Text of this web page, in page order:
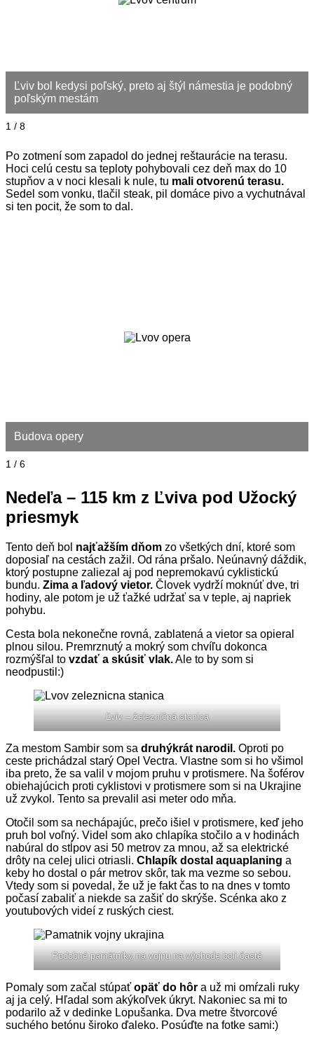
Ľviv bol kedysi poľský, preto aj štýl námestia je podobný
poľským mestám
1 / 8
Po zotmení som zapadol do jednej reštaurácie na terasu.
Hoci celú cestu sa teploty pohybovali cez deň max do 10
stupňov a v noci klesali k nule, tu mali otvorenú terasu.
Sedel som vonku, tlačil steak, pil domáce pivo a vychutnával
si ten pocit, že som to dal.
Budova opery
1 / 6
Nedeľa – 115 km z Ľviva pod Užocký
priesmyk
Tento deň bol najťažším dňom zo všetkých dní, ktoré som
doposiaľ na cestách zažil. Od rána pršalo. Neúnavný dáždik,
ktorý postupne zaliezal aj pod nepremokavú cyklistickú
bundu. Zima a ľadový vietor. Človek vydrží moknúť dve, tri
hodiny, ale potom je už ťažké udržať sa v teple, aj napriek
pohybu.
Cesta bola nekonečne rovná, zablatená a vietor sa opieral
plnou silou. Premrznutý a mokrý som chvíľu dokonca
rozmýšľal to vzdať a skúsiť vlak.Ale to by som si
neodpustil:)
Ľviv – železničná stanica
Za mestom Sambir som sa druhýkrát narodil. Oproti po
ceste prichádzal starý Opel Vectra. Vlastne som si ho všimol
iba preto, že sa valil v mojom pruhu v protismere. Na šoférov
obiehajúcich proti cyklistovi v protismere som si na Ukrajine
už zvykol. Tento sa prevalil asi meter odo mňa.
Otočil som sa nechápajúc, prečo išiel v protismere, keď jeho
pruh bol voľný. Videl som ako chlapíka stočilo a v hodinách
nabúral do stĺpov asi 50 metrov za mnou, až sa elektrické
drôty na celej ulici otriasli. Chlapík dostal aquaplaning a
keby ho dostal o pár metrov skôr, tak ma vezme so sebou.
Vtedy som si povedal, že už je fakt čas to na dnes v tomto
počasí zabaliť a niekde sa zašiť do skrýše. Scénka ako z
youtubových videí z ruských ciest.
Podobné pamätníky na vojnu na východe boli časté
Pomaly som začal stúpať opäť do hôr a už mi omŕzali ruky
aj ja celý. Hľadal som akýkoľvek úkryt. Nakoniec sa mi to
podarilo až v dedinke Lopušanka. Dva metre štvorcové
suchého betónu široko ďaleko. Posúďte na fotke sami:)